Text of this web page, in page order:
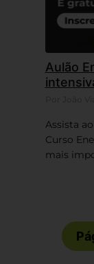
Aulão
Assista
Curso
mais